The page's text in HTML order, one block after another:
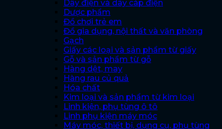
Dây điện và dây cáp điện
Dược phẩm
Đồ chơi trẻ em
Đồ gia dụng, nội thất và văn phòng
Gạch
Giấy các loại và sản phẩm từ giấy
Gỗ và sản phẩm từ gỗ
Hàng dệt, may
Hàng rau củ quả
Hóa chất
Kim loại và sản phẩm từ kim loại
Linh kiện, phụ tùng ô tô
Linh phụ kiện máy móc
Máy móc, thiết bị, dụng cụ, phụ tùng